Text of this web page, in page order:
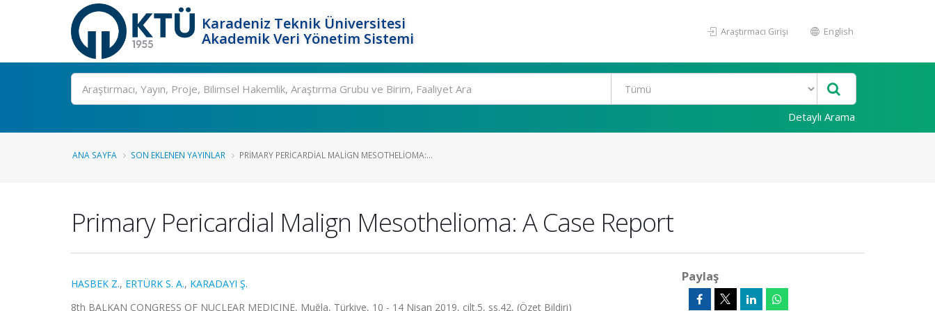
Karadeniz Teknik Üniversitesi
Akademik Veri Yönetim Sistemi
Araştırmacı Girişi English
Ara
Detaylı Arama
ANA SAYFA SON EKLENEN YAYINLAR PRIMARY PERICARDIAL MALIGN MESOTHELIOMA:...
Primary Pericardial Malign Mesothelioma: A Case Report
HASBEK Z., ERTÜRK S. A., KARADAYI Ş.
8th BALKAN CONGRESS OF NUCLEAR MEDICINE, Muğla, Türkiye, 10 - 14 Nisan 2019, cilt.5, ss.42, (Özet Bildiri)
Paylaş